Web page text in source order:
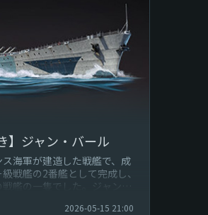
】ジャン・バール
海軍が建造した戦艦で、成
戦艦の2番艦として完成し、
艦の一隻でした。ジャン・
ンクVI...
2026-05-15 21:00